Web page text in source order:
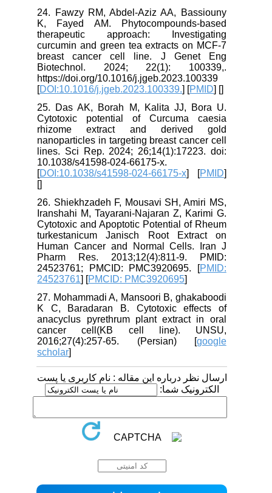
24. Fawzy RM, Abdel-Aziz AA, Bassiouny
K, Fayed AM. Phytocompounds-based
therapeutic approach: Investigating
curcumin and green tea extracts on MCF-7
breast cancer cell line. J Genet Eng
Biotechnol. 2024; 22(1): 100339,.
https://doi.org/10.1016/j.jgeb.2023.100339
[DOI:10.1016/j.jgeb.2023.100339.] [PMID] [
25. Das AK, Borah M, Kalita JJ, Bora U.
Cytotoxic potential of Curcuma caesia
rhizome extract and derived gold
nanoparticles in targeting breast cancer cell
lines. Sci Rep. 2024; 26;14(1):17223. doi:
10.1038/s41598-024-66175-x.
[DOI:10.1038/s41598-024-66175-x ] [PMID
26. Shiekhzadeh F, Mousavi SH, Amiri MS,
Iranshahi M, Tayarani-Najaran Z, Karimi G.
Cytotoxic and Apoptotic Potential of Rheum
turkestanicum Janisch Root Extract on
Human Cancer and Normal Cells. Iran J
Pharm Res. 2013;12(4):811-9. PMID:
24523761; PMCID: PMC3920695. [PMID:
24523761] [PMCID: PMC3920695
27. Mohammadi A, Mansoori B, ghakaboodi
K C, Baradaran B. Cytotoxic effects of
anacyclus pyrethrum plant extract in oral
cancer cell(KB cell line). UNSU,
2016;27(4):257-65. (Persian) [google
scholar
ارسال نظر درباره این مقاله : نام کاربری یا پست
الکترونیک شما: